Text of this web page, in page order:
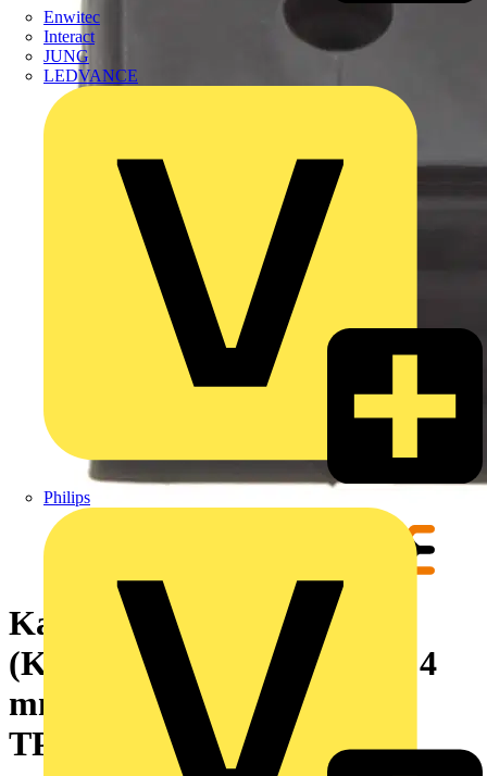
Enwitec
Interact
JUNG
LEDVANCE
Philips
Kabeltülle geschlitzte
(Kabeleinführungssystem), 4
mm, 5 mm, -40 °C, 120 °C,
TPE, tiefschwarz